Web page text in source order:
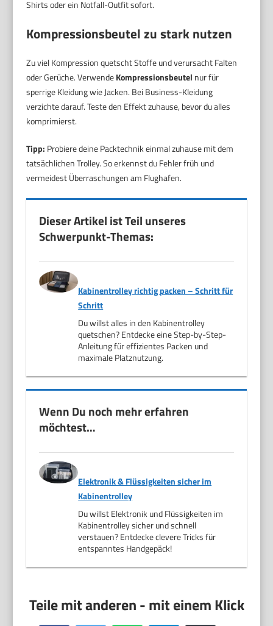
Shirts oder ein Notfall-Outfit sofort.
Kompressionsbeutel zu stark nutzen
Zu viel Kompression quetscht Stoffe und verursacht Falten
oder Gerüche. VerwendeKompressionsbeutel nur für
sperrige Kleidung wie Jacken. Bei Business-Kleidung
verzichte darauf. Teste den Effekt zuhause, bevor du alles
komprimierst.
Tipp: Probiere deine Packtechnik einmal zuhause mit dem
tatsächlichen Trolley. So erkennst du Fehler früh und
vermeidest Überraschungen am Flughafen.
Dieser Artikel ist Teil unseres
Schwerpunkt-Themas:
Kabinentrolley richtig packen – Schritt für
Schritt
Du willst alles in den Kabinentrolley
quetschen? Entdecke eine Step-by-Step-
Anleitung für effizientes Packen und
maximale Platznutzung.
Wenn Du noch mehr erfahren
möchtest…
Elektronik & Flüssigkeiten sicher im
Kabinentrolley
Du willst Elektronik und Flüssigkeiten im
Kabinentrolley sicher und schnell
verstauen? Entdecke clevere Tricks für
entspanntes Handgepäck!